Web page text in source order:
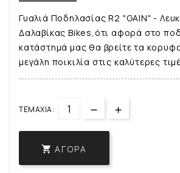
Γυαλιά Ποδηλασίας R2 "GAIN" -
Δαλαβίκας Bikes,ότι αφορά στο
κατάστημά μας θα βρείτε τα
μεγάλη ποικιλία στις καλύτερες
ΤΕΜΆΧΙΑ:
 ΑΓΟΡΆ